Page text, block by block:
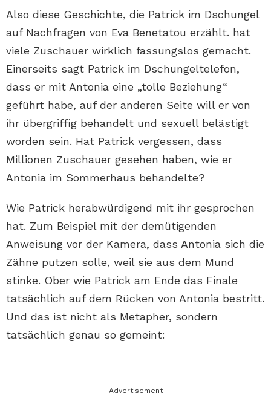
Also diese Geschichte, die Patrick im Dschungel
auf Nachfragen von Eva Benetatou erzählt. hat
viele Zuschauer wirklich fassungslos gemacht.
Einerseits sagt Patrick im Dschungeltelefon,
dass er mit Antonia eine „tolle Beziehung“
geführt habe, auf der anderen Seite will er von
ihr übergriffig behandelt und sexuell belästigt
worden sein. Hat Patrick vergessen, dass
Millionen Zuschauer gesehen haben, wie er
Antonia im Sommerhaus behandelte?
Wie Patrick herabwürdigend mit ihr gesprochen
hat. Zum Beispiel mit der demütigenden
Anweisung vor der Kamera, dass Antonia sich die
Zähne putzen solle, weil sie aus dem Mund
stinke. Ober wie Patrick am Ende das Finale
tatsächlich auf dem Rücken von Antonia bestritt.
Und das ist nicht als Metapher, sondern
tatsächlich genau so gemeint:
Advertisement